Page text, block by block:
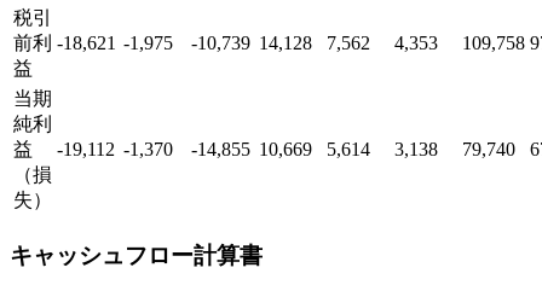
税引
前利
益
-18,621 -1,975 -10,739 14,128 7,562 4,353 109,758
当期
純利
益
（損
失）
-19,112 -1,370 -14,855 10,669 5,614 3,138 79,740
キャッシュフロー計算書